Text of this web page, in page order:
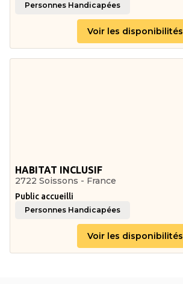
Personnes Handicapées
Voir les disponibilités
HABITAT INCLUSIF
2722 Soissons - France
Public accueilli
Personnes Handicapées
Voir les disponibilités